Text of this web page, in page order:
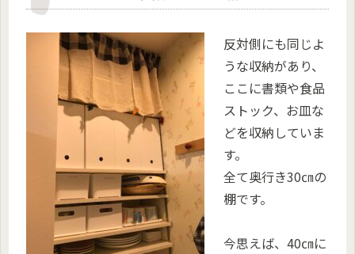
反対側にも同じよ
うな収納があり、
ここに書類や食品
ストック、お皿な
どを収納していま
す。
全て奥行き30㎝の
棚です。
今思えば、40㎝に